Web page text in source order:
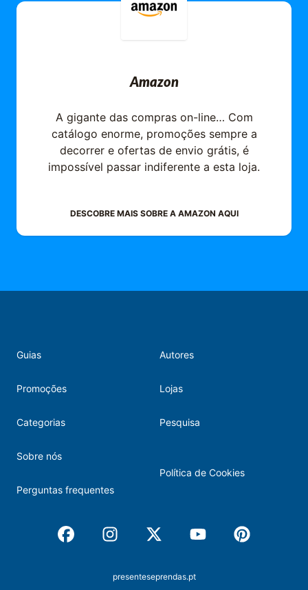
Amazon
A gigante das compras on-line… Com
catálogo enorme, promoções sempre a
decorrer e ofertas de envio grátis, é
impossível passar indiferente a esta loja.
DESCOBRE MAIS SOBRE A AMAZON AQUI
Guias
Promoções
Categorias
Autores
Lojas
Pesquisa
Sobre nós
Perguntas frequentes
Política de Cookies
FacebookInstagram
X Youtube Pinterest
presenteseprendas.pt